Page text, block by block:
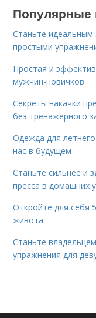
Популярные
Станьте
простыми
Простая и
мужчин-новичков
Секреты накачки
без тренажерного
Одежда для
нас в будущем
Станьте сильнее и
пресса в домашних
Откройте для себя
живота
Станьте
упражнения для